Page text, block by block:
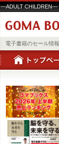
―ADULT
電子書籍のセール情